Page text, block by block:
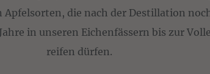
Apfelsorten, die nach der Destillation
in unseren Eichenfässern bis zur
reifen dürfen.